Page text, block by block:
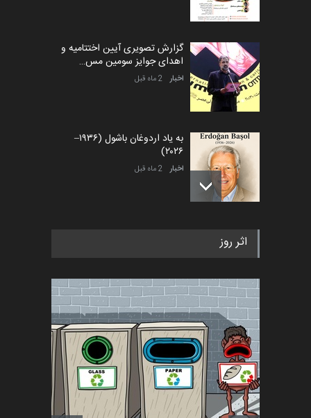
گزارش تصویری آیین اختتامیه و
اهدای جوایز سومین مس…
اخبار 2 ماه قبل
به یاد اردوغان باشول (۱۹۳۶–
۲۰۲۶)
اخبار 2 ماه قبل
رویداد کارگاهی کارتون و پوستر
اخبار 6 ماه قبل
فراخوان رویداد کارگاهی کارتون و
پوستر "ایران سربل…
تسلیت به همکار | سهراب خیری
اثر روز